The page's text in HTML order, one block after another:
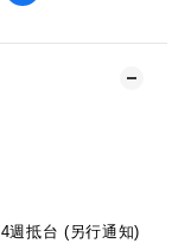
週抵台 (另行通知)